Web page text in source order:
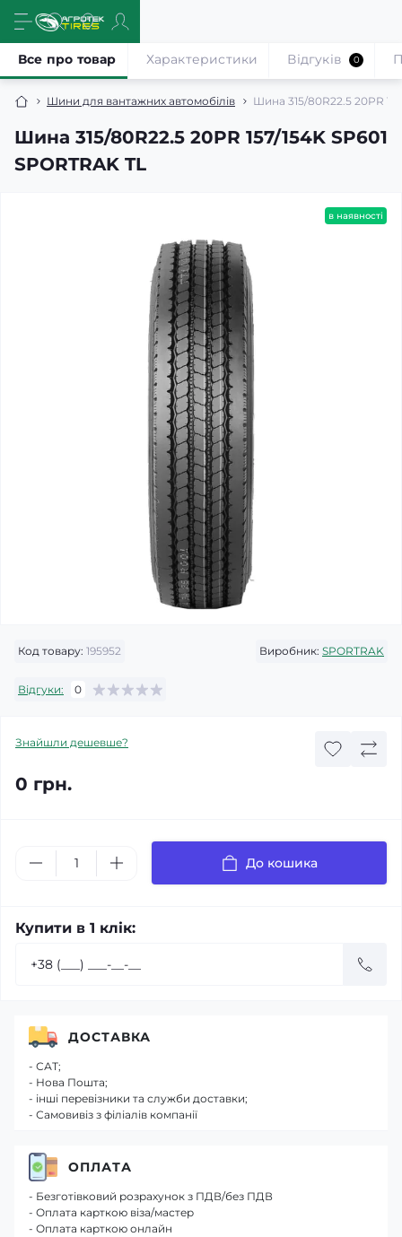
Шини для вантажних автомобілів Шина 315/80R22.5 20PR
Шина 315/80R22.5 20PR 157/154K SP601
SPORTRAK TL
Все про товар Характеристики Відгуків 0
в наявності
Код товару: 195952 Виробник: SPORTRAK
Відгуки: 0
Знайшли дешевше?
0 грн.
До кошика
Купити в 1 клік:
ДОСТАВКА
- САТ;
- Нова Пошта;
- інші перевізники та служби доставки;
- Самовивіз з філіалів компанії
ОПЛАТА
- Безготівковий розрахунок з ПДВ/без ПДВ
- Оплата карткою віза/мастер
- Оплата карткою онлайн